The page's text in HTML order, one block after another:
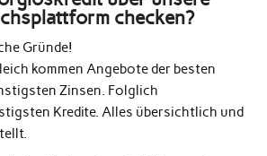
checken?
Gründe!
kommen Angebote der besten
Zinsen. Folglich
Kredite. Alles übersichtlich und